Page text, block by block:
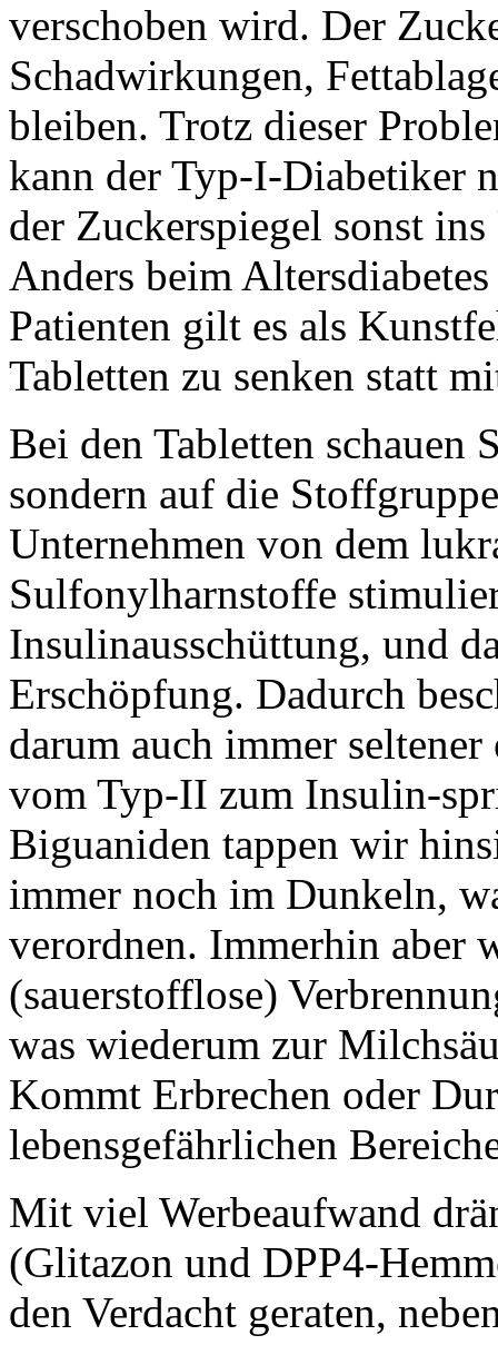
verschoben wird. Der
Schadwirkungen,
bleiben. Trotz dieser
kann der Typ-I-Diabetiker
der Zuckerspiegel sonst
Anders beim
Patienten gilt es als
Tabletten zu senken statt
Bei den Tabletten schauen
sondern auf die
Unternehmen von dem
Sulfonylharnstoffe
Insulinausschüttung, und
Erschöpfung. Dadurch
darum auch immer
vom Typ-II zum Insulin-
Biguaniden tappen wir
immer noch im Dunkeln,
verordnen. Immerhin aber
(sauerstofflose)
was wiederum zur
Kommt Erbrechen oder
lebensgefährlichen
Mit viel Werbeaufwand
(Glitazon und DPP4-
den Verdacht geraten,